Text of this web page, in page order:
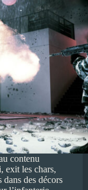
contenu
exit les chars,
dans des décors